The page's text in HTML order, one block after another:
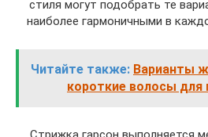
стиля могут подобрать те
наиболее гармоничными в
Читайте также: Варианты
короткие волосы для